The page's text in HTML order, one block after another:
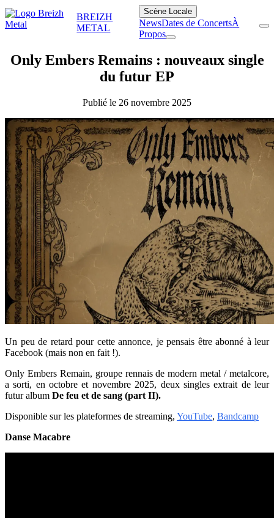
BREIZH
METAL
Scène Locale
NewsDates de ConcertsÀ
Propos
Only Embers Remains : nouveaux single
du futur EP
Publié le 26 novembre 2025
Un peu de retard pour cette annonce, je pensais être abonné à leur
Facebook (mais non en fait !).
Only Embers Remain, groupe rennais de modern metal / metalcore,
a sorti, en octobre et novembre 2025, deux singles extrait de leur
futur album De feu et de sang (part II).
Disponible sur les plateformes de streaming, YouTube, Bandcamp
Danse Macabre